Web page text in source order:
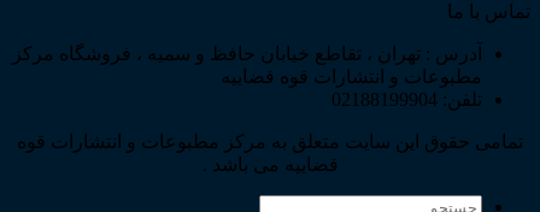
تماس با ما
آدرس : تهران ، تقاطع خیابان حافظ و سمیه ، فروشگاه مرکز
مطبوعات و انتشارات قوه قضاییه
تلفن: 02188199904
تمامی حقوق این سایت متعلق به مرکز مطبوعات و انتشارات قوه
قضاییه می باشد .
جستجو